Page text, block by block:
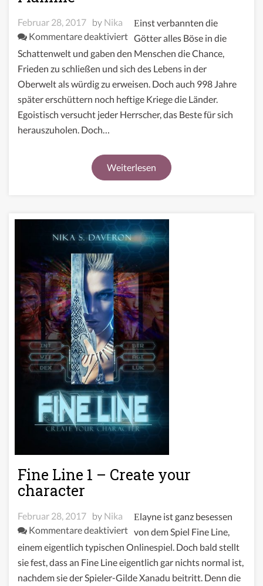
Februar 28, 2017 by Nika
Kommentare deaktiviertfür
Hourglass
Wars
der
Flamme
Einst verbannten die
Götter alles Böse in die
Schattenwelt und gaben den Menschen die Chance,
Frieden zu schließen und sich des Lebens in der
Oberwelt als würdig zu erweisen. Doch auch 998 Jahre
später erschüttern noch heftige Kriege die Länder.
Egoistisch versucht jeder Herrscher, das Beste für sich
herauszuholen. Doch…
Weiterlesen
Fine Line 1 – Create your
character
Februar 28, 2017 by Nika
Kommentare deaktiviertfür
Fine
Line
1
Elayne ist ganz besessen
von dem Spiel Fine Line,
einem eigentlich typischen Onlinespiel. Doch bald stellt
sie fest, dass an Fine Line eigentlich gar nichts normal ist,
nachdem sie der Spieler-Gilde Xanadu beitritt. Denn die